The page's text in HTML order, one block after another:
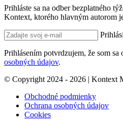
Prihláste sa na odber bezplatného
Kontext, ktorého hlavným autorom
Prihlásením potvrdzujem, že som sa
osobných údajov.
© Copyright 2024 - 2026 | Kontext
Obchodné podmienky
Ochrana osobných údajov
Cookies